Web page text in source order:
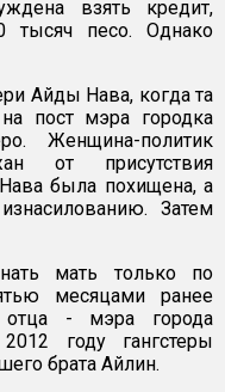
взять кредит,
тысяч песо. Однако
Айды Нава, когда та
пост мэра городка
Женщина-политик
от присутствия
была похищена, а
Затем
мать только по
месяцами ранее
отца - мэра города
году гангстеры
брата Айлин.